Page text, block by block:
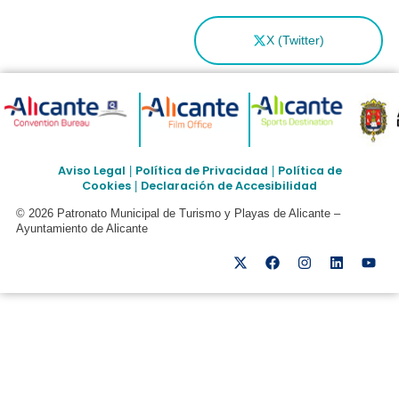
X (Twitter)
Aviso Legal | Política de Privacidad | Política de
Cookies | Declaración de Accesibilidad
© 2026 Patronato Municipal de Turismo y Playas de Alicante –
Ayuntamiento de Alicante